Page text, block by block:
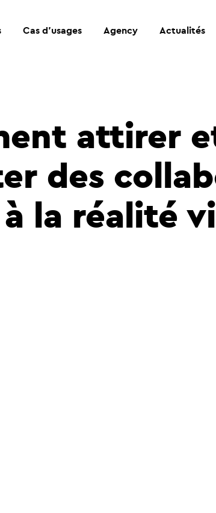
Cas d’usages Agency Actualités
attirer
des
la réalité